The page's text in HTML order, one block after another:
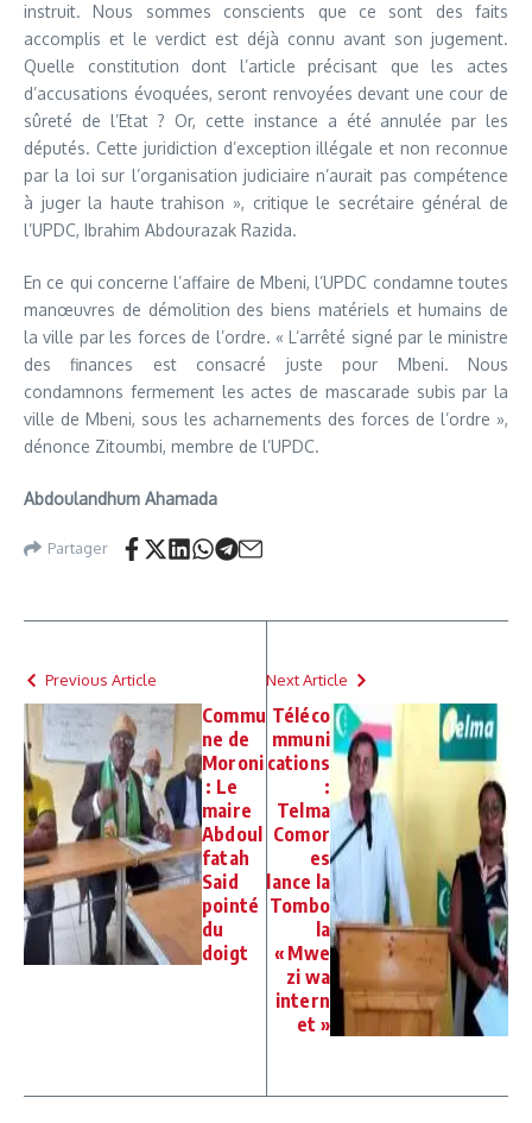
instruit. Nous sommes conscients que ce sont des faits
accomplis et le verdict est déjà connu avant son jugement.
Quelle constitution dont l’article précisant que les actes
d’accusations évoquées, seront renvoyées devant une cour de
sûreté de l’Etat ? Or, cette instance a été annulée par les
députés. Cette juridiction d’exception illégale et non reconnue
par la loi sur l’organisation judiciaire n’aurait pas compétence
à juger la haute trahison », critique le secrétaire général de
l’UPDC, Ibrahim Abdourazak Razida.
En ce qui concerne l’affaire de Mbeni, l’UPDC condamne toutes
manœuvres de démolition des biens matériels et humains de
la ville par les forces de l’ordre. « L’arrêté signé par le ministre
des finances est consacré juste pour Mbeni. Nous
condamnons fermement les actes de mascarade subis par la
ville de Mbeni, sous les acharnements des forces de l’ordre »,
dénonce Zitoumbi, membre de l’UPDC.
Abdoulandhum Ahamada
Partager
Previous Article
Commu
ne de
Moroni
: Le
maire
Abdoul
fatah
Said
pointé
du
doigt
Next Article
Téléco
mmuni
cations
:
Telma
Comor
es
lance la
Tombo
la
« Mwe
zi wa
intern
et »